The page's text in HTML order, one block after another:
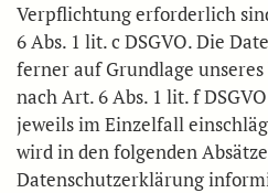
Verpflichtung erforderlich
6 Abs. 1 lit. c DSGVO. Die
ferner auf Grundlage
nach Art. 6 Abs. 1 lit. f
jeweils im Einzelfall
wird in den folgenden
Datenschutzerklärung